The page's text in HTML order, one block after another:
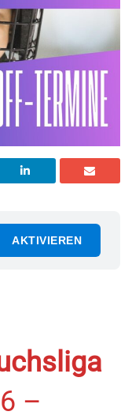
AKTIVIEREN
–